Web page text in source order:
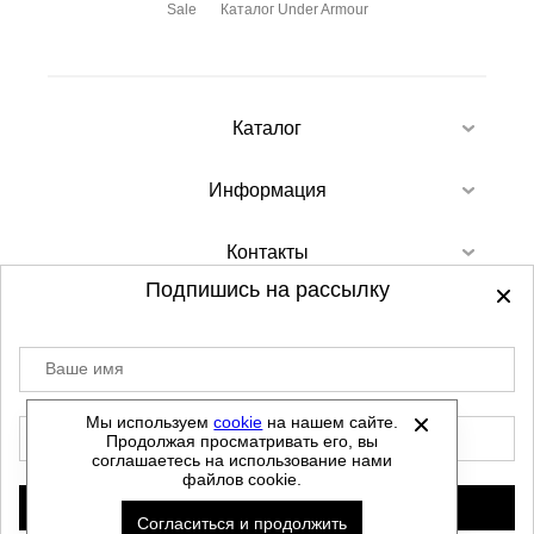
Sale Каталог Under Armour
Каталог
Информация
Контакты
©2012-2026 - Sellgroup.ru - все права
защищены.
Данный сайт не является интернет магазином и
не является публичной офертой.
Политика обработки персональных данных
Мы используемcookie на нашем сайте.
Продолжая просматривать его, вы
соглашаетесь на использование нами
файлов cookie.
Согласиться и продолжить
Подпишись на рассылку
Ваше имя